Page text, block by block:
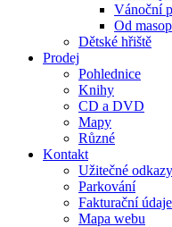
Vánoční
Od
Dětské hřiště
Prodej
Pohlednice
Knihy
CD a DVD
Mapy
Různé
Kontakt
Užitečné odkazy
Parkování
Fakturační údaje
Mapa webu